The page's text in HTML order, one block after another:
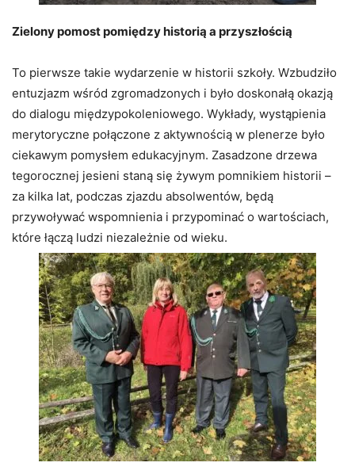
Zielony pomost pomiędzy historią a przyszłością
To pierwsze takie wydarzenie w historii szkoły. Wzbudziło
entuzjazm wśród zgromadzonych i było doskonałą okazją
do dialogu międzypokoleniowego. Wykłady, wystąpienia
merytoryczne połączone z aktywnością w plenerze było
ciekawym pomysłem edukacyjnym. Zasadzone drzewa
tegorocznej jesieni staną się żywym pomnikiem historii –
za kilka lat, podczas zjazdu absolwentów, będą
przywoływać wspomnienia i przypominać o wartościach,
które łączą ludzi niezależnie od wieku.